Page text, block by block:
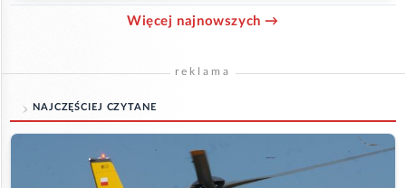
Więcej najnowszych →
reklama
NAJCZĘŚCIEJ CZYTANE